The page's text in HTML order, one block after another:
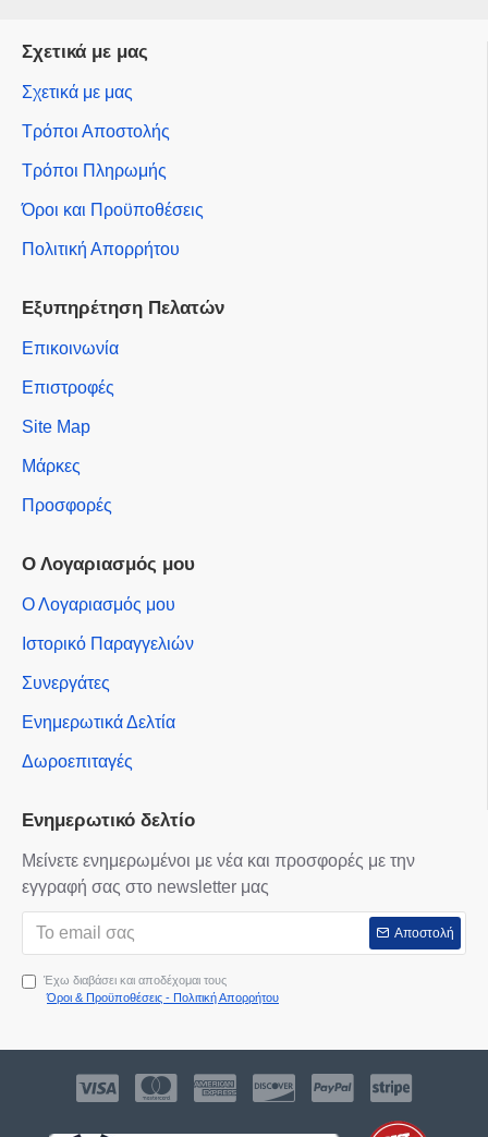
Σχετικά με μας
Σχετικά με μας
Τρόποι Αποστολής
Τρόποι Πληρωμής
Όροι και Προϋποθέσεις
Πολιτική Απορρήτου
Εξυπηρέτηση Πελατών
Επικοινωνία
Επιστροφές
Site Map
Μάρκες
Προσφορές
Ο Λογαριασμός μου
Ο Λογαριασμός μου
Ιστορικό Παραγγελιών
Συνεργάτες
Ενημερωτικά Δελτία
Δωροεπιταγές
Ενημερωτικό δελτίο
Μείνετε ενημερωμένοι με νέα και προσφορές με την
εγγραφή σας στο newsletter μας
Αποστολή
Έχω διαβάσει και αποδέχομαι τους
Όροι & Προϋποθέσεις - Πολιτική Απορρήτου